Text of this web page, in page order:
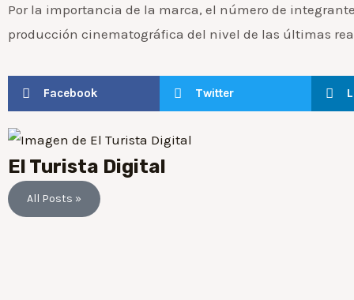
Por la importancia de la marca, el número de
producción cinematográfica del nivel de las últimas
Facebook Twitter
El Turista Digital
All Posts »